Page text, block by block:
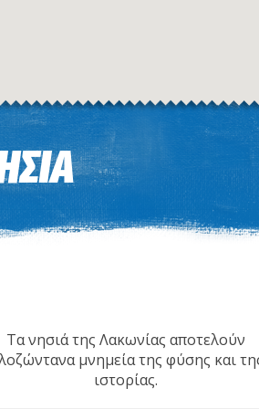
Τα νησιά της Λακωνίας αποτελούν
μνημεία της φύσης και
ιστορίας.